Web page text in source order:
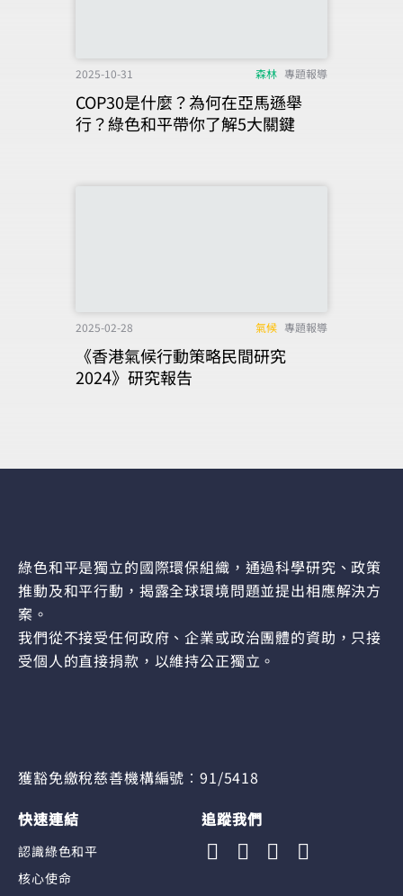
2025-10-31 森林 專題報導
COP30是什麼？為何在亞馬遜舉
行？綠色和平帶你了解5大關鍵
2025-02-28 氣候 專題報導
《香港氣候行動策略民間研究
2024》研究報告
綠色和平是獨立的國際環保組織，通過科學研究、政策
推動及和平行動，揭露全球環境問題並提出相應解決方
案。
我們從不接受任何政府、企業或政治團體的資助，只接
受個人的直接捐款，以維持公正獨立。
獲豁免繳稅慈善機構編號︰91/5418
快速連結
認識綠色和平
核心使命
追蹤我們